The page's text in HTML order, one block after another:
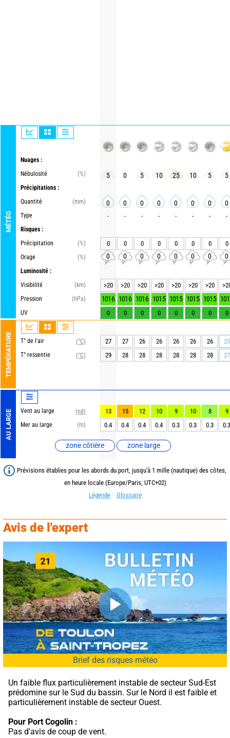
MÉTÉO
Nuages :
Nébulosité
(%)
Précipitations :
Quantité
(mm)
Type
Risques :
Précipitation
(%)
Orage
(%)
Luminosité :
Visibilité
(km)
Pression
(hPa)
UV
TEMPÉRATURE T° de l'air
(°C)
T° ressentie
(°C)
AU LARGE Vent au large
(nd)
Mer au large
(m)
zone côtière zone large
5 0 5 10 25 10 5 5
0 0 0 0 0 0 0 0
- - - - - - - -
0 0 0 0 0 0 0 0
0 0 0 0 0 0 0 0
>20 >20 >20 >20 >20 >20 >20
1016 1016 1016 1015 1015 1015 1015
0 0 0 0 0 0 0 0
27 27 26 26 26 26 26
25
29
28 28 28 28 28 28 27
13 15 12 10 9 10 8
9
0.4
0.4 0.4 0.4 0.3 0.3 0.3 0.3
Prévisions établies pour les abords du port, jusqu'à 1 mille (nautique) des côtes,
en heure locale (Europe/Paris, UTC+02)
Légende
Glossaire
Avis de l'expert
Brief des risques météo
Un faible flux particulièrement instable de secteur Sud-Est
prédomine sur le Sud du bassin. Sur le Nord il est faible et
particulièrement instable de secteur Ouest.
Pour Port Cogolin :
Pas d'avis de coup de vent.